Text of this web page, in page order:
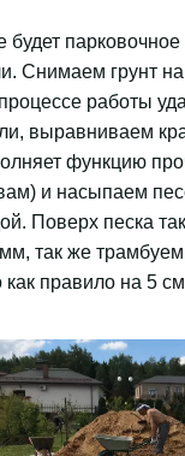
будет
Снимаем грунт
работы
выравниваем
функцию
и насыпаем
Поверх песка
так же
правило на 5